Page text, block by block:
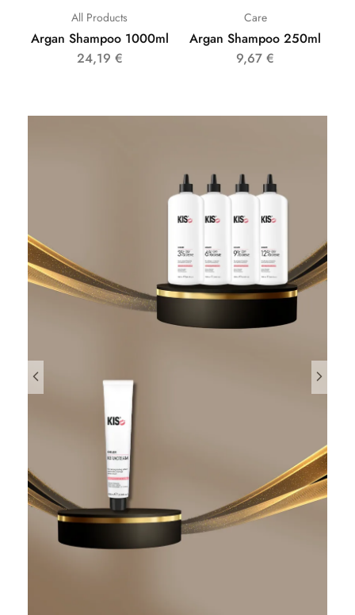
All Products
Argan Shampoo 1000ml
24,19 €
Care
Argan Shampoo 250ml
9,67€